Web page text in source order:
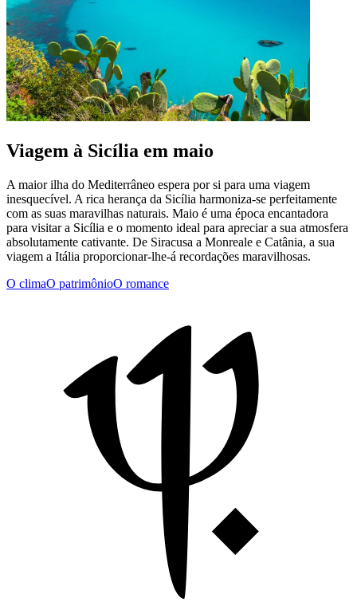
Viagem à Sicília em maio
A maior ilha do Mediterrâneo espera por si para uma viagem
inesquecível. A rica herança da Sicília harmoniza-se perfeitamente
com as suas maravilhas naturais. Maio é uma época encantadora
para visitar a Sicília e o momento ideal para apreciar a sua atmosfera
absolutamente cativante. De Siracusa a Monreale e Catânia, a sua
viagem a Itália proporcionar-lhe-á recordações maravilhosas.
O climaO patrimônioO romance